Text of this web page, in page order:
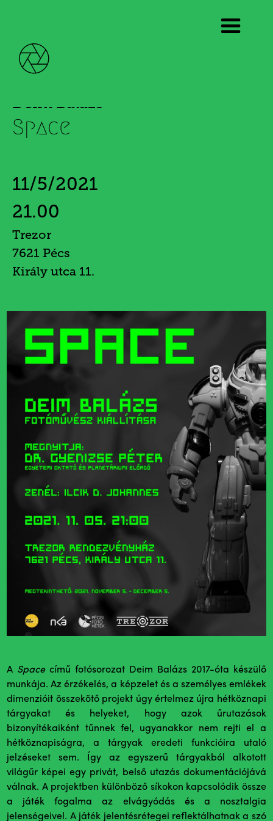
Deim Balázs
Space
11/5/2021
21.00
Trezor
7621 Pécs
Király utca 11.
A Spacecímű fotósorozat Deim Balázs 2017-óta készülő
munkája. Az érzékelés, a képzelet és a személyes emlékek
dimenzióit összekötő projekt úgy értelmez újra hétköznapi
tárgyakat és helyeket, hogy azok űrutazások
bizonyítékaiként tűnnek fel, ugyanakkor nem rejti el a
hétköznapiságra, a tárgyak eredeti funkcióira utaló
jelzéseket sem. Így az egyszerű tárgyakból alkotott
világűr képei egy privát, belső utazás dokumentációjává
válnak. A projektben különböző síkokon kapcsolódik össze
a játék fogalma az elvágyódás és a nosztalgia
jelenségeivel. A játék jelentésrétegei reflektálhatnak a szó